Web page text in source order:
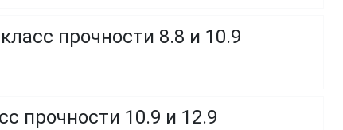
прочности 8.8 и 10.9
прочности 10.9 и 12.9